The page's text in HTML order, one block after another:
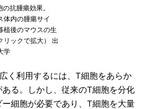
抗腫瘍効果。
体内の腫瘍サイ
植後のマウスの生
リックで拡大） 出
学
く利用するには、T細胞をあらか
る。しかし、従来のT細胞を分化
細胞が必要であり、T細胞を大量